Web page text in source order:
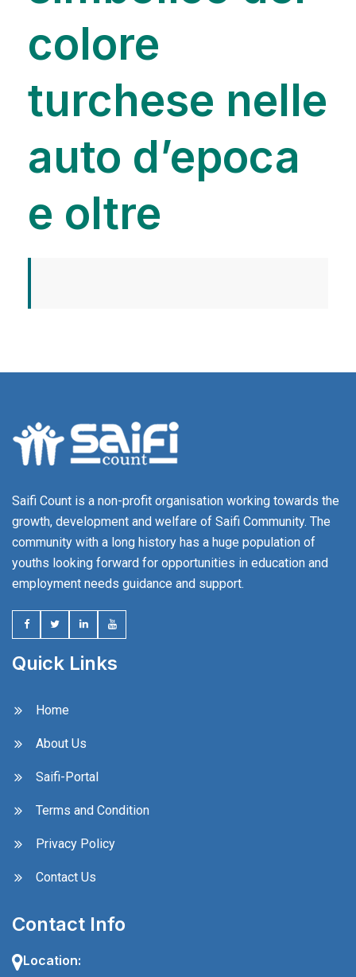
colore
turchese nelle
auto d’epoca
e oltre
Saifi Count is a non-profit organisation working towards the
growth, development and welfare of Saifi Community. The
community with a long history has a huge population of
youths looking forward for opportunities in education and
employment needs guidance and support.
Quick Links
Home
About Us
Saifi-Portal
Terms and Condition
Privacy Policy
Contact Us
Contact Info
Location: